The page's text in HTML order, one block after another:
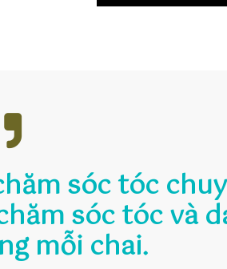
sóc tóc
sóc tóc và
mỗi chai.